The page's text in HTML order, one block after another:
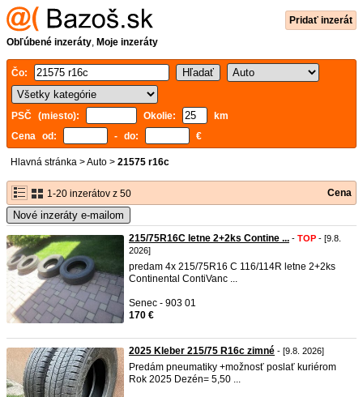
Pridať inzerát
Obľúbené inzeráty, Moje inzeráty
Čo:
PSČ (miesto): Okolie:
km
Cena od:
- do: €
Hlavná stránka >Auto > 21575 r16c
1-20 inzerátov z 50 Cena
Nové inzeráty e-mailom
215/75R16C letne 2+2ks Contine ... - TOP - [9.8.
2026]
predam 4x 215/75R16 C 116/114R letne 2+2ks
Continental ContiVanc ...
Senec - 903 01
170 €
2025 Kleber 215/75 R16c zimné - [9.8. 2026]
Predám pneumatiky +možnosť poslať kuriérom
Rok 2025 Dezén= 5,50 ...